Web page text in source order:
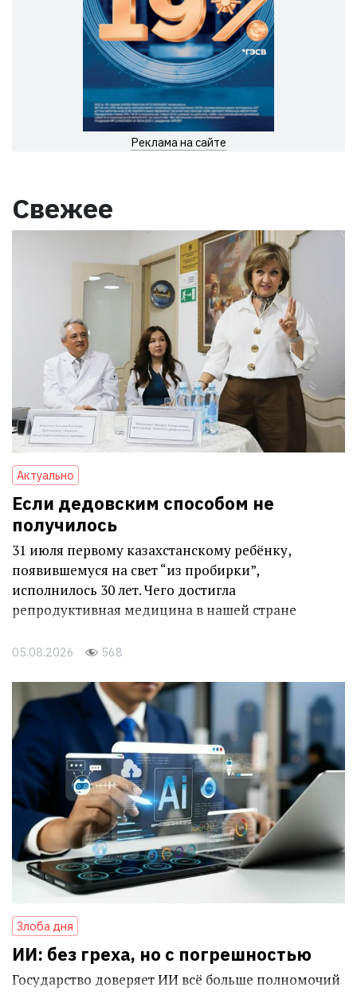
Реклама на сайте
Свежее
Актуально
Если дедовским способом не
получилось
31 июля первому казахстанскому ребёнку,
появившемуся на свет “из пробирки”,
исполнилось 30 лет. Чего достигла
репродуктивная медицина в нашей стране
05.08.2026 568
Злоба дня
ИИ: без греха, но с погрешностью
Государство доверяет ИИ всё больше полномочий